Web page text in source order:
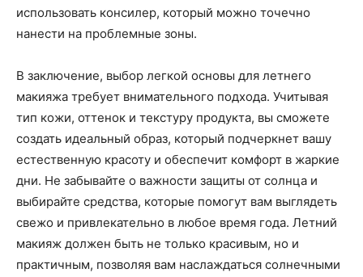
использовать консилер, который можно точечно
нанести на проблемные зоны.
В заключение, выбор легкой основы для летнего
макияжа требует внимательного подхода. Учитывая
тип кожи, оттенок и текстуру продукта, вы сможете
создать идеальный образ, который подчеркнет вашу
естественную красоту и обеспечит комфорт в жаркие
дни. Не забывайте о важности защиты от солнца и
выбирайте средства, которые помогут вам выглядеть
свежо и привлекательно в любое время года. Летний
макияж должен быть не только красивым, но и
практичным, позволяя вам наслаждаться солнечными